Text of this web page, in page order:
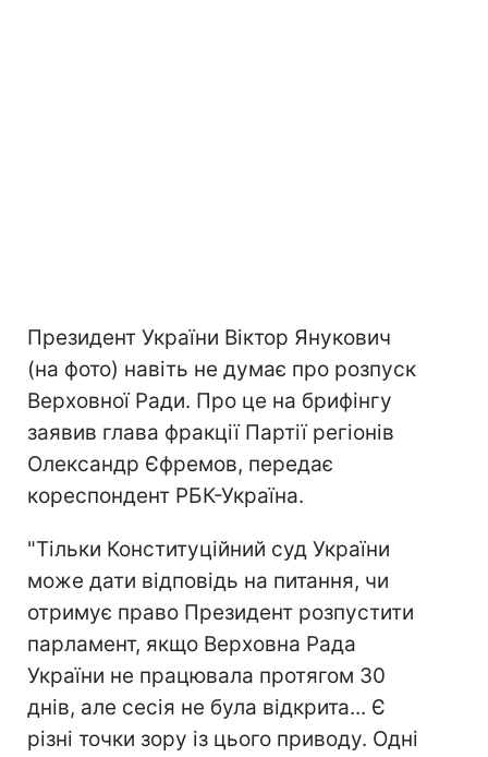
Президент України Віктор Янукович
(на фото) навіть не думає про розпуск
Верховної Ради. Про це на брифінгу
заявив глава фракції Партії регіонів
Олександр Єфремов, передає
кореспондент РБК-Україна.
"Тільки Конституційний суд України
може дати відповідь на питання, чи
отримує право Президент розпустити
парламент, якщо Верховна Рада
України не працювала протягом 30
днів, але сесія не була відкрита... Є
різні точки зору із цього приводу. Одні